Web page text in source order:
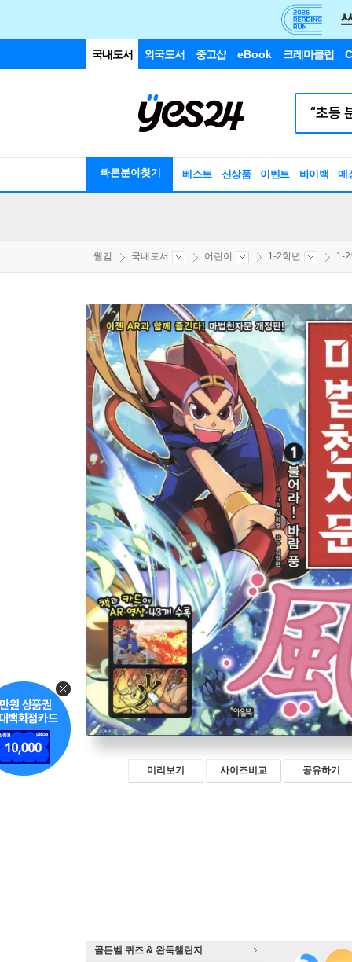
국내도서 외국도서 중고샵 eBook 크레마클럽
빠른분야찾기 베스트 신상품 이벤트 바이백 매
웰컴 국내도서 어린이 1-2학년 1-
미리보기 사이즈비교 공유하기
골든벨 퀴즈 & 완독챌린지